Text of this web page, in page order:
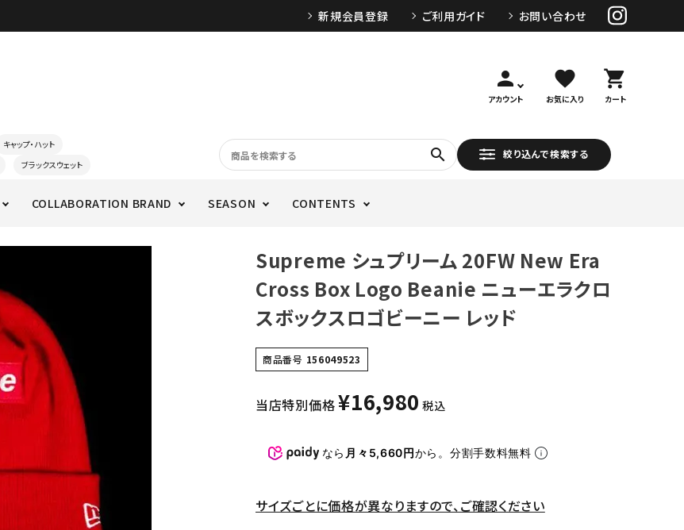
新規会員登録 ご利用ガイド お問い合わせ
person
アカウント
favorite
お気に入り
shopping_cart
カート
キャップ・ハット
ブラックスウェット
search 絞り込んで検索する
COLLABORATION BRAND SEASON CONTENTS
Supreme シュプリーム 20FW New Era
Cross Box Logo Beanie ニューエラクロ
スボックスロゴビーニー レッド
商品番号 156049523
当店特別価格¥16,980 税込
なら 月々5,660円から。分割手数料無料
サイズごとに価格が異なりますので、ご確認ください